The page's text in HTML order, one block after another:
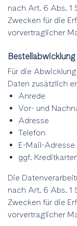
nach Art. 6 Abs. 1
Zwecken für die
vorvertraglicher
Bestellabwicklung
Für die
Daten zusätzlich
Anrede
Vor- und
Adresse
Telefon
E-Mail-Adresse
ggf.
Die
nach Art. 6 Abs. 1
Zwecken für die
vorvertraglicher